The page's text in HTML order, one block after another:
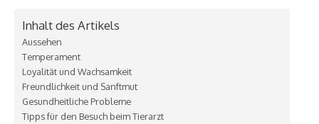
Inhalt des Artikels
Aussehen
Temperament
Loyalität und Wachsamkeit
Freundlichkeit und Sanftmut
Gesundheitliche Probleme
Tipps für den Besuch beim Tierarzt